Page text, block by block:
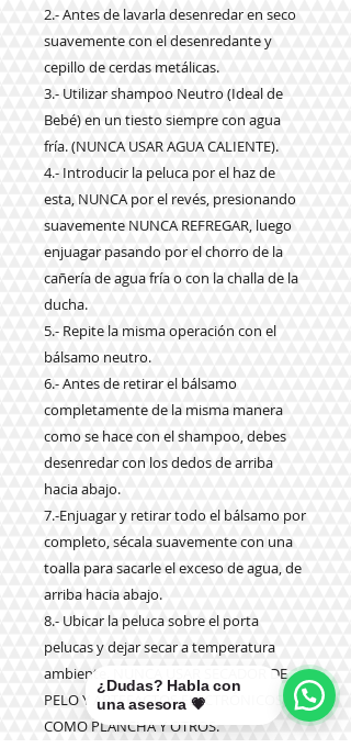
2.- Antes de lavarla desenredar en seco
suavemente con el desenredante y
cepillo de cerdas metálicas.
3.- Utilizar shampoo Neutro (Ideal de
Bebé) en un tiesto siempre con agua
fría. (NUNCA USAR AGUA CALIENTE).
4.- Introducir la peluca por el haz de
esta, NUNCA por el revés, presionando
suavemente NUNCA REFREGAR, luego
enjuagar pasando por el chorro de la
cañería de agua fría o con la challa de la
ducha.
5.- Repite la misma operación con el
bálsamo neutro.
6.- Antes de retirar el bálsamo
completamente de la misma manera
como se hace con el shampoo, debes
desenredar con los dedos de arriba
hacia abajo.
7.-Enjuagar y retirar todo el bálsamo por
completo, sécala suavemente con una
toalla para sacarle el exceso de agua, de
arriba hacia abajo.
8.- Ubicar la peluca sobre el porta
pelucas y dejar secar a temperatura
ambiente. NUNCA USAR SECADOR DE
PELO Y ARTEFACTOS ELECTRÓNICOS
COMO PLANCHA Y OTROS.
¿Dudas? Habla con
una asesora 💗